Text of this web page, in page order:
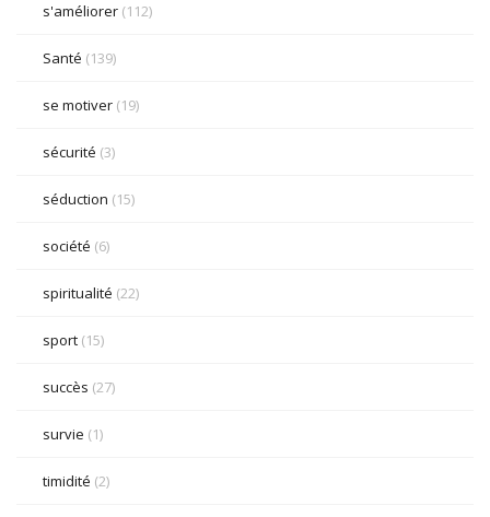
s'améliorer (112)
Santé (139)
se motiver (19)
sécurité (3)
séduction (15)
société (6)
spiritualité (22)
sport (15)
succès (27)
survie (1)
timidité (2)